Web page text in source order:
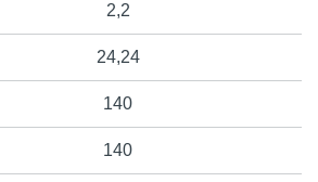
2,2
24,24
140
140